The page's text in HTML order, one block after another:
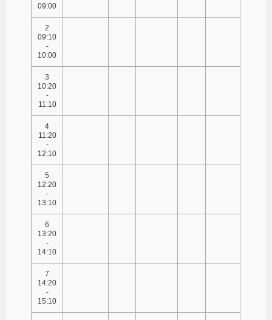
09:00
2
09:10
-
10:00
3
10:20
-
11:10
4
11:20
-
12:10
5
12:20
-
13:10
6
13:20
-
14:10
7
14:20
-
15:10